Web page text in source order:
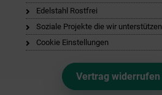
Edelstahl Rostfrei
Soziale Projekte die wir unterstützen
Cookie Einstellungen
Vertrag widerrufen